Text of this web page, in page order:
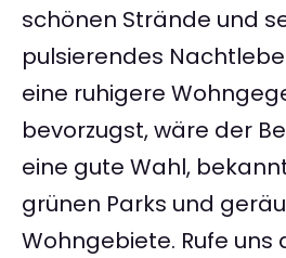
schönen Strände und
pulsierendes
eine ruhigere
bevorzugst, wäre der
eine gute Wahl,
grünen Parks und
Wohngebiete. Rufe uns